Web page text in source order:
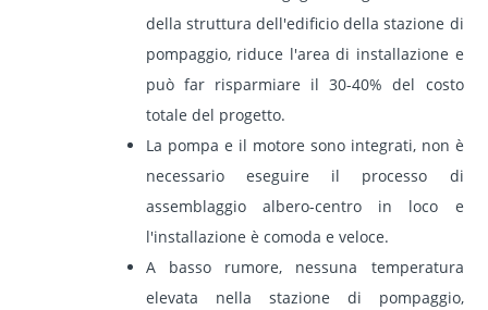
della struttura dell'edificio della stazione di
pompaggio, riduce l'area di installazione e
può far risparmiare il 30-40% del costo
totale del progetto.
La pompa e il motore sono integrati, non è
necessario eseguire il processo di
assemblaggio albero-centro in loco e
l'installazione è comoda e veloce.
A basso rumore, nessuna temperatura
elevata nella stazione di pompaggio,